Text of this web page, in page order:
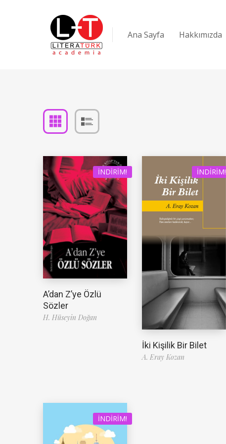
Ana Sayfa Hakkımızda
İNDIRIM!
A’dan Z’ye Özlü
Sözler
H. Hüseyin Doğan
İNDIRIM!
İki Kişilik Bir Bilet
A. Eray Kozan
İNDIRIM!